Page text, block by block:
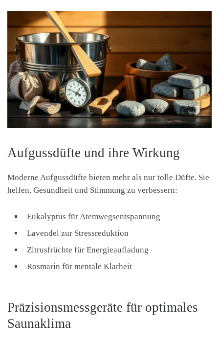
Aufgussdüfte und ihre Wirkung
Moderne Aufgussdüfte bieten mehr als nur tolle Düfte. Sie
helfen, Gesundheit und Stimmung zu verbessern:
Eukalyptus für Atemwegsentspannung
Lavendel zur Stressreduktion
Zitrusfrüchte für Energieaufladung
Rosmarin für mentale Klarheit
Präzisionsmessgeräte für optimales
Saunaklima